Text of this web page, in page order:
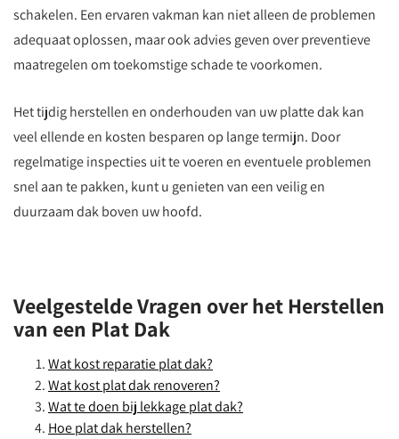
schakelen. Een ervaren vakman kan niet alleen de problemen
adequaat oplossen, maar ook advies geven over preventieve
maatregelen om toekomstige schade te voorkomen.
Het tijdig herstellen en onderhouden van uw platte dak kan
veel ellende en kosten besparen op lange termijn. Door
regelmatige inspecties uit te voeren en eventuele problemen
snel aan te pakken, kunt u genieten van een veilig en
duurzaam dak boven uw hoofd.
Veelgestelde Vragen over het Herstellen
van een Plat Dak
Wat kost reparatie plat dak?
Wat kost plat dak renoveren?
Wat te doen bij lekkage plat dak?
Hoe plat dak herstellen?